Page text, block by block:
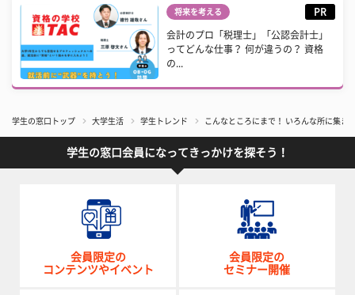
将来を考える PR
会計のプロ「税理士」「公認会計士」
ってどんな仕事？ 何が違うの？ 資格
の...
学生の窓口トップ 大学生活 学生トレンド こんなところにまで！ いろんな所に集
学生の窓口会員になってきっかけを探そう！
会員限定の
コンテンツやイベント
会員限定の
セミナー開催